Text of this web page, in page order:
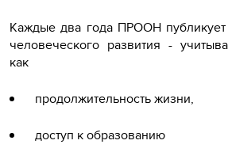
Каждые два года ПРООН
человеческого развития -
как
продолжительность жизни,
доступ к образованию